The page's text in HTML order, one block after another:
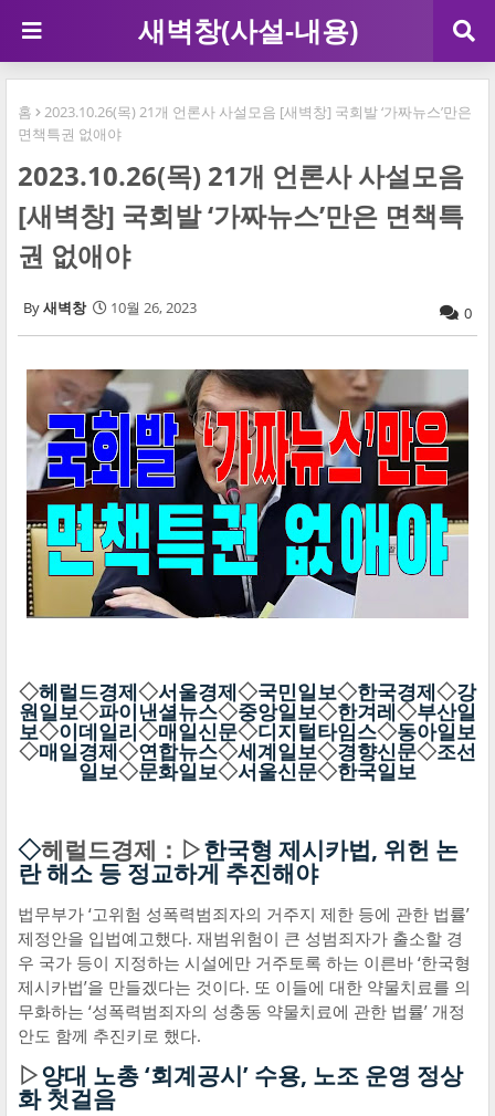
새벽창(사설-내용)
홈
2023.10.26(목) 21개 언론사 사설모음 [새벽창] 국회발 ‘가짜뉴스’만은
면책특권 없애야
2023.10.26(목) 21개 언론사 사설모음
[새벽창] 국회발 ‘가짜뉴스’만은 면책특
권 없애야
새벽창 10월 26, 2023 0
◇헤럴드경제◇서울경제◇국민일보◇한국경제◇강
원일보◇파이낸셜뉴스◇중앙일보◇한겨레◇부산일
보◇이데일리◇매일신문◇디지털타임스◇동아일보
◇매일경제◇연합뉴스◇세계일보◇경향신문◇조선
일보◇문화일보◇서울신문◇한국일보
◇헤럴드경제：▷한국형 제시카법, 위헌 논
란 해소 등 정교하게 추진해야
법무부가 ‘고위험 성폭력범죄자의 거주지 제한 등에 관한 법률’
제정안을 입법예고했다. 재범위험이 큰 성범죄자가 출소할 경
우 국가 등이 지정하는 시설에만 거주토록 하는 이른바 ‘한국형
제시카법’을 만들겠다는 것이다. 또 이들에 대한 약물치료를 의
무화하는 ‘성폭력범죄자의 성충동 약물치료에 관한 법률’ 개정
안도 함께 추진키로 했다.
▷양대 노총 ‘회계공시’ 수용, 노조 운영 정상
화 첫걸음